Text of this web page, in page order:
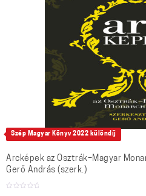
Szép Magyar Könyv 2022 különdíj
Arcképek az Osztrák–Magyar
Gerő András (szerk.)